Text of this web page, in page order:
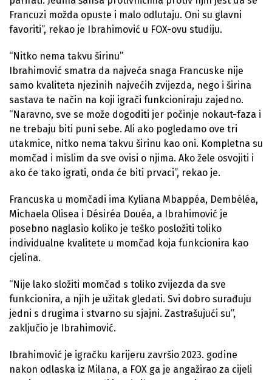
Francuzi možda opuste i malo odlutaju. Oni su glavni
favoriti”, rekao je Ibrahimović u FOX-ovu studiju.
“Nitko nema takvu širinu”
Ibrahimović smatra da najveća snaga Francuske nije
samo kvaliteta njezinih najvećih zvijezda, nego i širina
sastava te način na koji igrači funkcioniraju zajedno.
“Naravno, sve se može dogoditi jer počinje nokaut-faza i
ne trebaju biti puni sebe. Ali ako pogledamo ove tri
utakmice, nitko nema takvu širinu kao oni. Kompletna su
momčad i mislim da sve ovisi o njima. Ako žele osvojiti i
ako će tako igrati, onda će biti prvaci”, rekao je.
Francuska u momčadi ima Kyliana Mbappéa, Dembéléa,
Michaela Olisea i Désiréa Douéa, a Ibrahimović je
posebno naglasio koliko je teško posložiti toliko
individualne kvalitete u momčad koja funkcionira kao
cjelina.
“Nije lako složiti momčad s toliko zvijezda da sve
funkcionira, a njih je užitak gledati. Svi dobro surađuju
jedni s drugima i stvarno su sjajni. Zastrašujući su”,
zaključio je Ibrahimović.
Ibrahimović je igračku karijeru završio 2023. godine
nakon odlaska iz Milana, a FOX ga je angažirao za cijeli